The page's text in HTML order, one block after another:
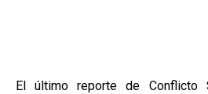
El último reporte de Conflicto